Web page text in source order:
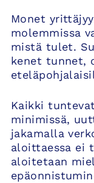
Monet
molemmissa
mistä tulet.
kenet tunnet,
Kaikki
minimissä,
jakamalla
aloittaessa ei
aloitetaan